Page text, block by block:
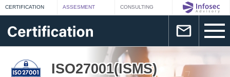
ISO27001(ISMS)